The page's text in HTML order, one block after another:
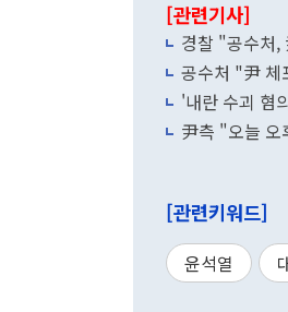
[관련기사]
경찰 "공수처,
공수처 "尹 체
'내란 수괴 혐
尹측 "오늘 오
[관련키워드]
윤석열